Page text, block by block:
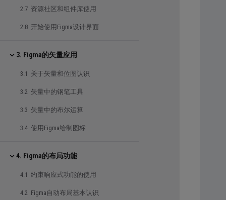
2.7 资源社区和组件库使用
2.8 开始使用Figma设计界面
3. Figma的矢量应用
3.1 关于矢量和位图认识
3.2 矢量中的钢笔工具
3.3 矢量中的布尔运算
3.4 使用Figma绘制图标
4. Figma的布局功能
4.1 约束响应式功能的使用
4.2 Figma自动布局基本认识